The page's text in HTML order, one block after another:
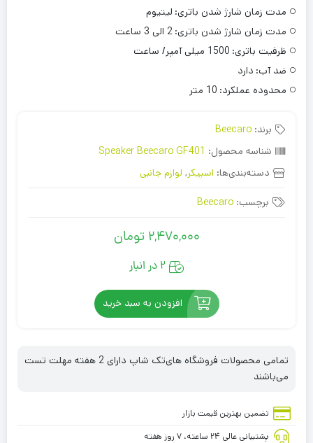
مدت زمان شارژ شدن باتری: لیتیوم
مدت زمان شارژ شدن باتری: 2 الی 3 ساعت
ظرفیت باتری: 1500 میلی آمپر/ ساعت
ضد آب: دارد
محدوده عملکرد: 10 متر
برند: Beecaro
شناسه محصول: Speaker Beecaro GF401
دسته‌بندی‌ها: اسپیکر, لوازم جانبی
برچسب: Beecaro
2,470,000 تومان
2 در انبار
افزودن به سبد خرید
تمامی محصولات فروشگاه های‌تک شاپ دارای 2 هفته مهلت تست
می‌باشند
تضمین بهترین قیمت بازار
پشتیبانی عالی ۲۴ ساعته، ۷ روز هفته